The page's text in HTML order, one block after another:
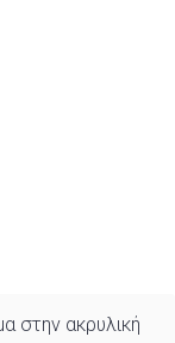
στην ακρυλική